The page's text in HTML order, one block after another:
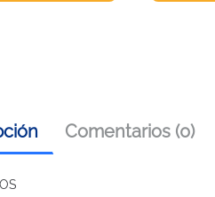
Comentarios (0)